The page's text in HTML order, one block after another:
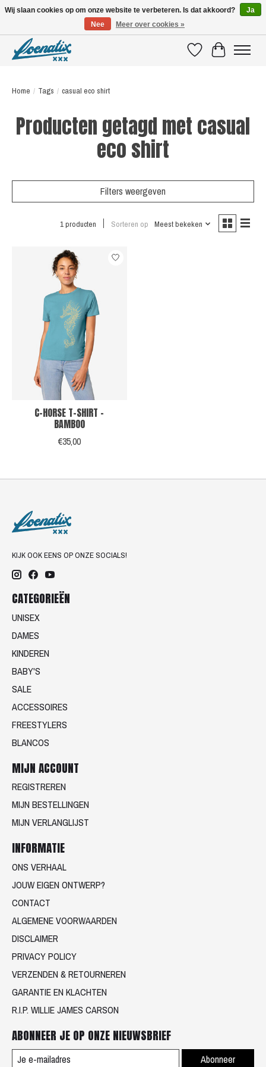
VerlanglijstWinkelwagen
Home / Tags / casual eco shirt
Producten getagd met casual
eco shirt
Filters weergeven
1 producten Sorteren op Meest bekeken
C-HORSE T-SHIRT -
BAMBOO
€35,00
KIJK OOK EENS OP ONZE SOCIALS!
CATEGORIEËN
UNISEX
DAMES
KINDEREN
BABY'S
SALE
ACCESSOIRES
FREESTYLERS
BLANCOS
MIJN ACCOUNT
REGISTREREN
MIJN BESTELLINGEN
MIJN VERLANGLIJST
INFORMATIE
ONS VERHAAL
JOUW EIGEN ONTWERP?
CONTACT
ALGEMENE VOORWAARDEN
DISCLAIMER
PRIVACY POLICY
VERZENDEN & RETOURNEREN
GARANTIE EN KLACHTEN
R.I.P. WILLIE JAMES CARSON
ABONNEER JE OP ONZE NIEUWSBRIEF
Abonneer
Wij slaan cookies op om onze website te verbeteren. Is dat akkoord?
Ja
Nee
Meer over cookies »